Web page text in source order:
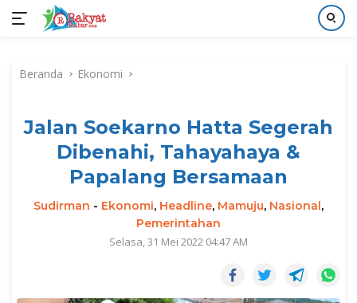
kontenBeranda Ekonomi
Jalan Soekarno Hatta Segerah
Dibenahi, Tahayahaya &
Papalang Bersamaan
Sudirman - Ekonomi, Headline, Mamuju, Nasional,
Pemerintahan
Selasa, 31 Mei 2022 04:47 AM